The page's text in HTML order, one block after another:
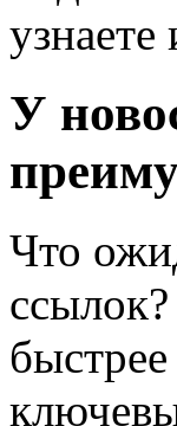
узнаете
У
Что